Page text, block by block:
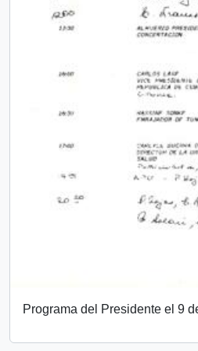
Programa del Presidente el 9